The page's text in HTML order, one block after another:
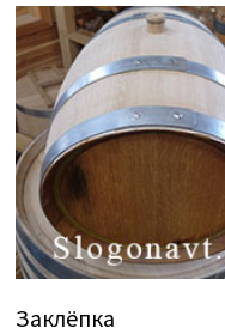
Заклёпка